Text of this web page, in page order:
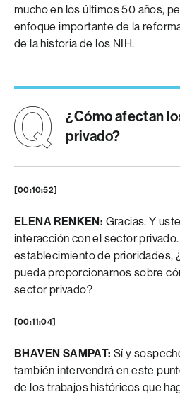
mucho en los últimos 50 años,
enfoque importante de la
de la historia de los NIH.
¿Cómo afectan
privado?
[00:10:52]
ELENA RENKEN: Gracias. Y
interacción con el sector
establecimiento de prioridades,
pueda proporcionarnos sobre
sector privado?
[00:11:04]
BHAVEN SAMPAT: Sí y
también intervendrá en este
de los trabajos históricos que